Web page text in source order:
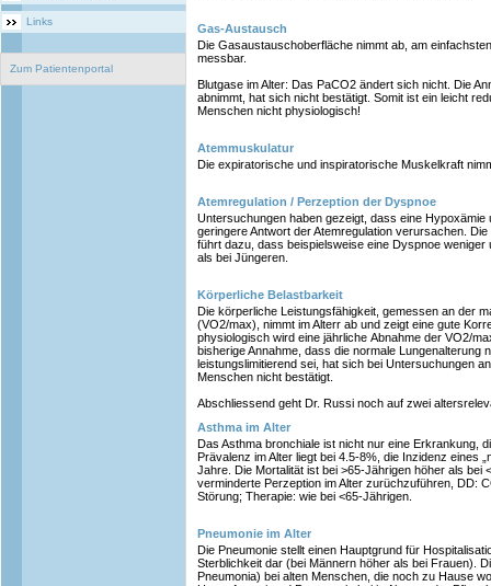
Links
Zum Patientenportal
Gas-Austausch
Die Gasaustauschoberfläche nimmt ab, am
messbar.
Blutgase im Alter: Das PaCO2 ändert sich nicht. Die
abnimmt, hat sich nicht bestätigt. Somit ist ein leicht
Menschen nicht physiologisch!
Atemmuskulatur
Die expiratorische und inspiratorische Muskelkraft
Atemregulation / Perzeption der Dyspnoe
Untersuchungen haben gezeigt, dass eine Hypoxämie
geringere Antwort der Atemregulation verursachen.
führt dazu, dass beispielsweise eine Dyspnoe weniger
als bei Jüngeren.
Körperliche Belastbarkeit
Die körperliche Leistungsfähigkeit, gemessen an der
(VO2/max), nimmt im Alterr ab und zeigt eine gute
physiologisch wird eine jährliche Abnahme der VO2/
bisherige Annahme, dass die normale Lungenalterung
leistungslimitierend sei, hat sich bei Untersuchungen
Menschen nicht bestätigt.
Abschliessend geht Dr. Russi noch auf zwei
Asthma im Alter
Das Asthma bronchiale ist nicht nur eine Erkrankung,
Prävalenz im Alter liegt bei 4.5-8%, die Inzidenz eines
Jahre. Die Mortalität ist bei >65-Jährigen höher als bei
verminderte Perzeption im Alter zurüchzuführen, DD:
Störung; Therapie: wie bei <65-Jährigen.
Pneumonie im Alter
Die Pneumonie stellt einen Hauptgrund für
Sterblichkeit dar (bei Männern höher als bei Frauen).
Pneumonia) bei alten Menschen, die noch zu Hause